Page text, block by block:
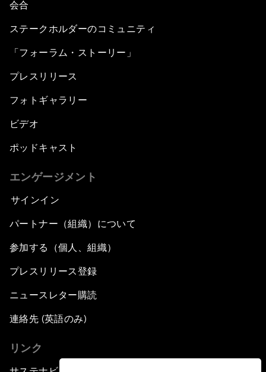
会合
ステークホルダーのコミュニティ
「フォーラム・ストーリー」
プレスリリース
フォトギャラリー
ビデオ
ポッドキャスト
エンゲージメント
サインイン
パートナー（組織）について
参加する（個人、組織）
プレスリリース登録
ニュースレター購読
連絡先 (英語のみ)
リンク